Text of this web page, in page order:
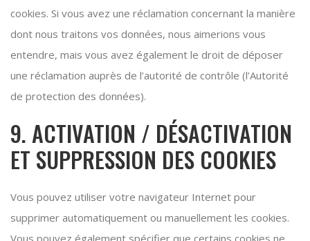
cookies. Si vous avez une réclamation concernant la manière
dont nous traitons vos données, nous aimerions vous
entendre, mais vous avez également le droit de déposer
une réclamation auprès de l’autorité de contrôle (l’Autorité
de protection des données).
9. ACTIVATION / DÉSACTIVATION
ET SUPPRESSION DES COOKIES
Vous pouvez utiliser votre navigateur Internet pour
supprimer automatiquement ou manuellement les cookies.
Vous pouvez également spécifier que certains cookies ne